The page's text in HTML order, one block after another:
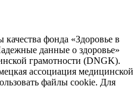
качества фонда «Здоровье в
данные о здоровье»
грамотности (DNGK).
ассоциация медицинской
файлы cookie. Для